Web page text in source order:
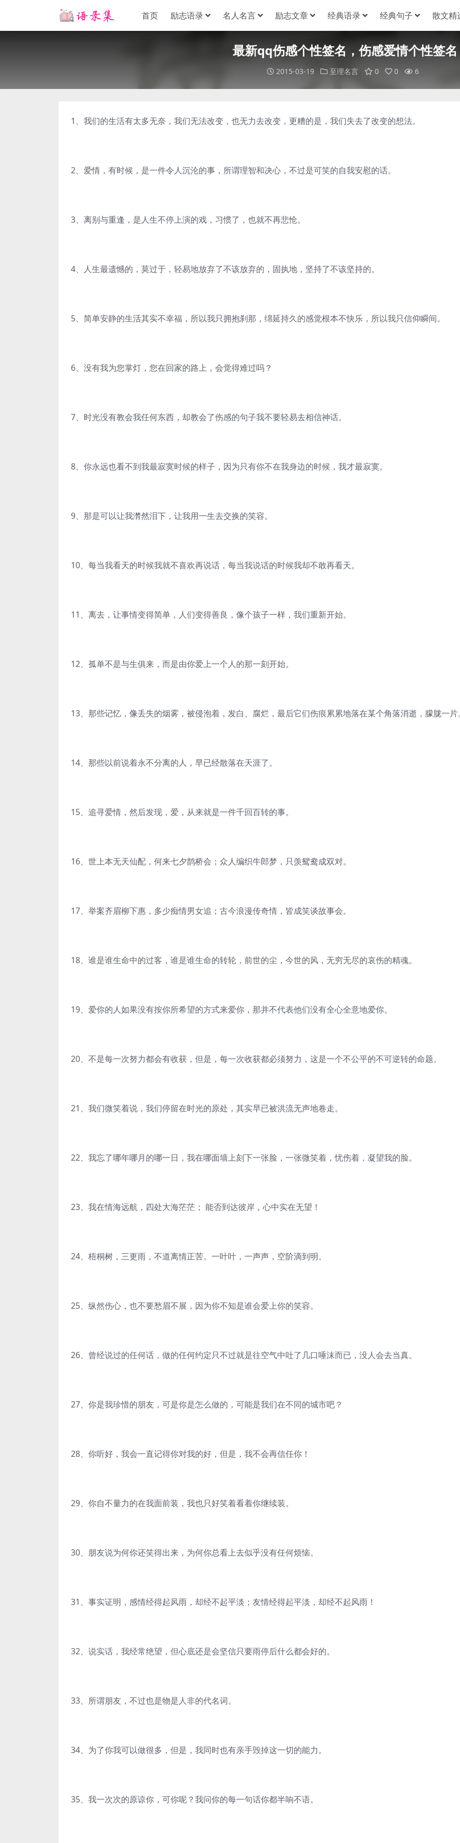
首页 励志语录 名人名言 励志文章 经典语录 经典句子 散文精
最新qq伤感个性签名，伤感爱情个性签名
2015-03-19 至理名言 0 0 6
1、我们的生活有太多无奈，我们无法改变，也无力去改变，更糟的是，我们失去了改变的想法。
2、爱情，有时候，是一件令人沉沦的事，所谓理智和决心，不过是可笑的自我安慰的话。
3、离别与重逢，是人生不停上演的戏，习惯了，也就不再悲怆。
4、人生最遗憾的，莫过于，轻易地放弃了不该放弃的，固执地，坚持了不该坚持的。
5、简单安静的生活其实不幸福，所以我只拥抱刹那，绵延持久的感觉根本不快乐，所以我只信仰瞬间。
6、没有我为您掌灯，您在回家的路上，会觉得难过吗？
7、时光没有教会我任何东西，却教会了伤感的句子我不要轻易去相信神话。
8、你永远也看不到我最寂寞时候的样子，因为只有你不在我身边的时候，我才最寂寞。
9、那是可以让我潸然泪下，让我用一生去交换的笑容。
10、每当我看天的时候我就不喜欢再说话，每当我说话的时候我却不敢再看天。
11、离去，让事情变得简单，人们变得善良，像个孩子一样，我们重新开始。
12、孤单不是与生俱来，而是由你爱上一个人的那一刻开始。
13、那些记忆，像丢失的烟雾，被侵泡着，发白、腐烂，最后它们伤痕累累地落在某个角落消逝，朦胧一片
14、那些以前说着永不分离的人，早已经散落在天涯了。
15、追寻爱情，然后发现，爱，从来就是一件千回百转的事。
16、世上本无天仙配，何来七夕鹊桥会；众人编织牛郎梦，只羡鸳鸯成双对。
17、举案齐眉柳下惠，多少痴情男女追；古今浪漫传奇情，皆成笑谈故事会。
18、谁是谁生命中的过客，谁是谁生命的转轮，前世的尘，今世的风，无穷无尽的哀伤的精魂。
19、爱你的人如果没有按你所希望的方式来爱你，那并不代表他们没有全心全意地爱你。
20、不是每一次努力都会有收获，但是，每一次收获都必须努力，这是一个不公平的不可逆转的命题。
21、我们微笑着说，我们停留在时光的原处，其实早已被洪流无声地卷走。
22、我忘了哪年哪月的哪一日，我在哪面墙上刻下一张脸，一张微笑着，忧伤着，凝望我的脸。
23、我在情海远航，四处大海茫茫； 能否到达彼岸，心中实在无望！
24、梧桐树，三更雨，不道离情正苦。一叶叶，一声声，空阶滴到明。
25、纵然伤心，也不要愁眉不展，因为你不知是谁会爱上你的笑容。
26、曾经说过的任何话，做的任何约定只不过就是往空气中吐了几口唾沫而已，没人会去当真。
27、你是我珍惜的朋友，可是你是怎么做的，可能是我们在不同的城市吧？
28、你听好，我会一直记得你对我的好，但是，我不会再信任你！
29、你自不量力的在我面前装，我也只好笑着看着你继续装。
30、朋友说为何你还笑得出来，为何你总看上去似乎没有任何烦恼。
31、事实证明，感情经得起风雨，却经不起平淡；友情经得起平淡，却经不起风雨！
32、说实话，我经常绝望，但心底还是会坚信只要雨停后什么都会好的。
33、所谓朋友，不过也是物是人非的代名词。
34、为了你我可以做很多，但是，我同时也有亲手毁掉这一切的能力。
35、我一次次的原谅你，可你呢？我问你的每一句话你都半响不语。